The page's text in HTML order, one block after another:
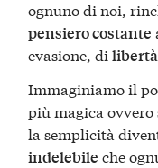
ognuno di noi,
pensiero costante
evasione, di
Immaginiamo il
più magica
la semplicità
indelebile che